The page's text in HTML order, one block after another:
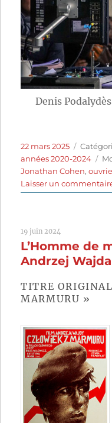
Denis
Publié
le
22 mars 2025
années 2020-2024
Jonathan Cohen,
Laisser un
19 juin 2024
L’Homme de
Andrzej Wajda
TITRE
MARMURU »